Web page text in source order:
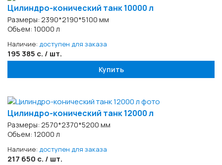
Цилиндро-конический танк 10000 л
Размеры: 2390*2190*5100 мм
Объем: 10000 л
Наличие: доступен для заказа
195 385 с. / шт.
Купить
Цилиндро-конический танк 12000 л
Размеры: 2570*2370*5200 мм
Объем: 12000 л
Наличие: доступен для заказа
217 650 с. / шт.